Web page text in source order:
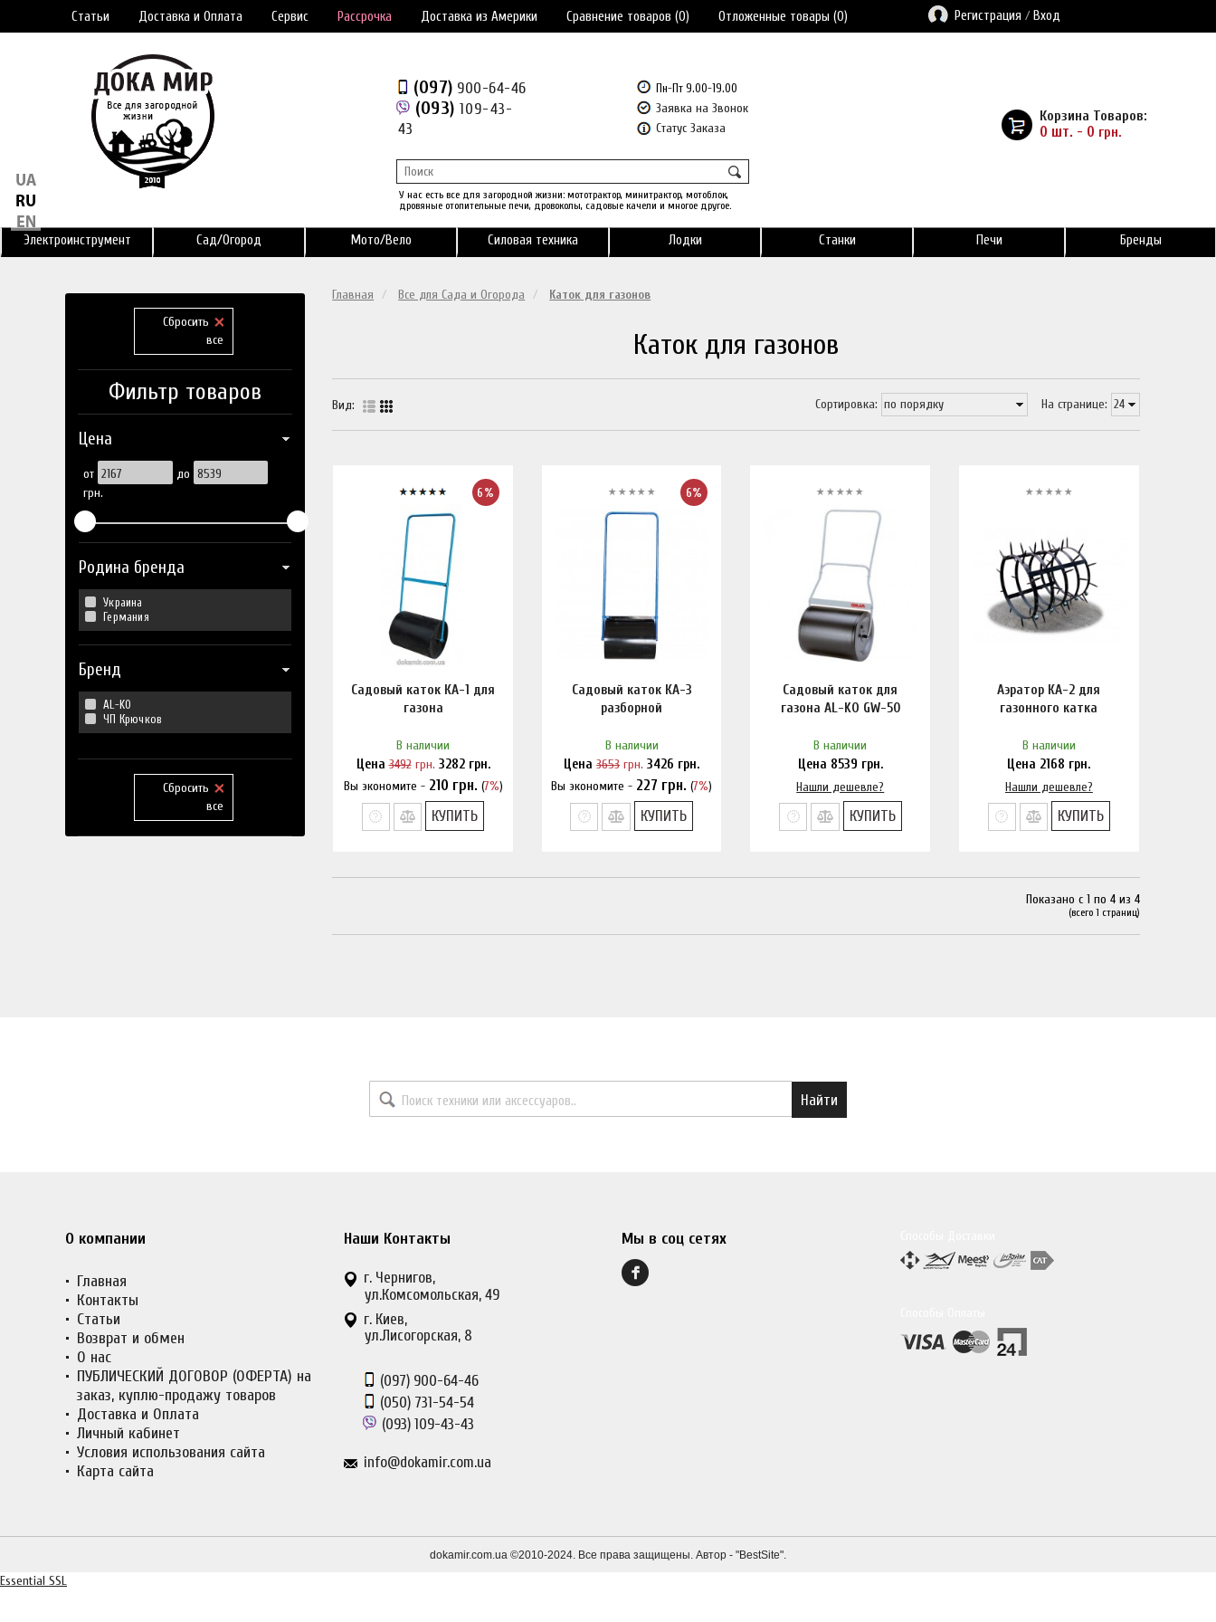
Статьи Доставка и Оплата Сервис Рассрочка Доставка из Америки Сравнение товаров (0) Отложенные товары (0) Регистрация / Вход
(097) 900-64-46
(093) 109-43-
43
Пн-Пт 9.00-19.00
Заявка на Звонок
Статус Заказа
У нас есть все для загородной жизни: мототрактор, минитрактор, мотоблок,
дровяные отопительные печи, дровоколы, садовые качели и многое другое.
Корзина Товаров:
0 шт. - 0 грн.
Электроинструмент Сад/Огород Мото/Вело Силовая техника Лодки Станки Печи Бренды
Сбросить
все
Фильтр товаров
Цена
от
до
грн.
Родина бренда
Украина
Германия
Бренд
AL-KO
ЧП Крючков
Сбросить
все
Главная Все для Сада и Огорода Каток для газонов
Каток для газонов
Вид: На странице:
Сортировка:
6%
Садовый каток КА-1 для
газона
В наличии
Цена3492грн. 3282грн.
Вы экономите - 210 грн. (7%)
Нашли дешевле?
КУПИТЬ
6%
Садовый каток КА-3
разборной
В наличии
Цена3653грн. 3426 грн.
Вы экономите - 227 грн. (7%)
Нашли дешевле?
КУПИТЬ
Садовый каток для
газона AL-KO GW-50
В наличии
Цена 8539 грн.
Нашли дешевле?
КУПИТЬ
Аэратор КА-2 для
газонного катка
В наличии
Цена 2168 грн.
Нашли дешевле?
КУПИТЬ
Показано с 1 по 4 из 4
(всего 1 страниц)
Найти
О компании
Главная
Контакты
Статьи
Возврат и обмен
О нас
ПУБЛИЧЕСКИЙ ДОГОВОР (ОФЕРТА) на
заказ, куплю-продажу товаров
Доставка и Оплата
Личный кабинет
Условия использования сайта
Карта сайта
Наши Контакты
г. Чернигов,
ул.Комсомольская, 49
г. Киев,
ул.Лисогорская, 8
(097)900-64-46
(050)731-54-54
(093)109-43-43
info@dokamir.com.ua
Мы в соц сетях
dokamir.com.ua ©2010-2024. Все права защищены. Автор - "BestSite".
Essential SSL